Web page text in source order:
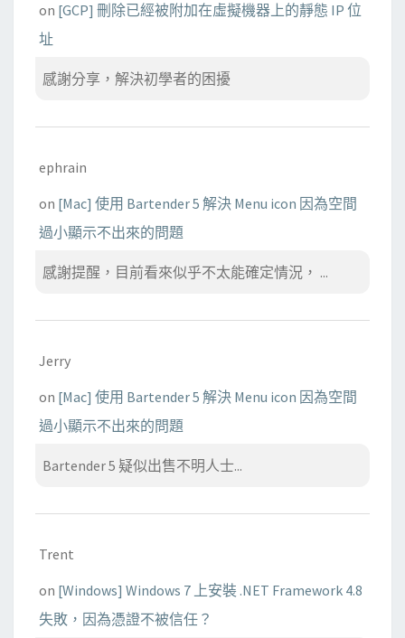
on [GCP] 刪除已經被附加在虛擬機器上的靜態 IP 位
址
感謝分享，解決初學者的困擾
ephrain
on [Mac] 使用 Bartender 5 解決 Menu icon 因為空間
過小顯示不出來的問題
感謝提醒，目前看來似乎不太能確定情況， ...
Jerry
on [Mac] 使用 Bartender 5 解決 Menu icon 因為空間
過小顯示不出來的問題
Bartender 5 疑似出售不明人士...
Trent
on [Windows] Windows 7 上安裝 .NET Framework 4.8
失敗，因為憑證不被信任？